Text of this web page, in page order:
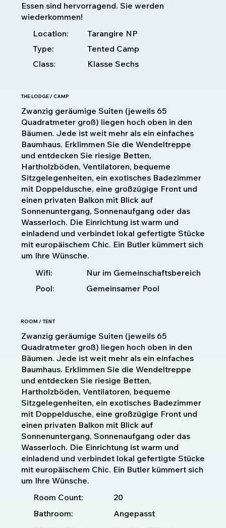
Essen sind hervorragend. Sie werden
wiederkommen!
Location:
Tarangire NP
Type:
Tented Camp
Class:
Klasse Sechs
THE LODGE / CAMP
Zwanzig geräumige Suiten (jeweils 65
Quadratmeter groß) liegen hoch oben in den
Bäumen. Jede ist weit mehr als ein einfaches
Baumhaus. Erklimmen Sie die Wendeltreppe
und entdecken Sie riesige Betten,
Hartholzböden, Ventilatoren, bequeme
Sitzgelegenheiten, ein exotisches Badezimmer
mit Doppeldusche, eine großzügige Front und
einen privaten Balkon mit Blick auf
Sonnenuntergang, Sonnenaufgang oder das
Wasserloch. Die Einrichtung ist warm und
einladend und verbindet lokal gefertigte Stücke
mit europäischem Chic. Ein Butler kümmert sich
um Ihre Wünsche.
Wifi:
Nur im Gemeinschaftsbereich
Pool:
Gemeinsamer Pool
ROOM / TENT
Zwanzig geräumige Suiten (jeweils 65
Quadratmeter groß) liegen hoch oben in den
Bäumen. Jede ist weit mehr als ein einfaches
Baumhaus. Erklimmen Sie die Wendeltreppe
und entdecken Sie riesige Betten,
Hartholzböden, Ventilatoren, bequeme
Sitzgelegenheiten, ein exotisches Badezimmer
mit Doppeldusche, eine großzügige Front und
einen privaten Balkon mit Blick auf
Sonnenuntergang, Sonnenaufgang oder das
Wasserloch. Die Einrichtung ist warm und
einladend und verbindet lokal gefertigte Stücke
mit europäischem Chic. Ein Butler kümmert sich
um Ihre Wünsche.
Room Count:
20
Bathroom:
Angepasst